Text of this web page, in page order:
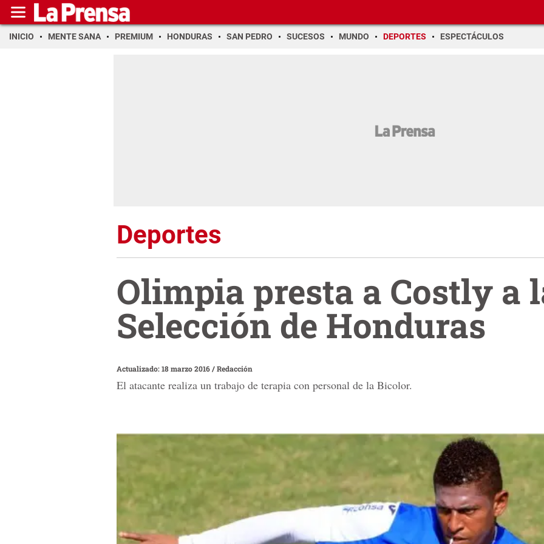
INICIO MENTE SANA PREMIUM HONDURAS SAN PEDRO SUCESOS MUNDO DEPORTES ESPECTÁCULOS
Deportes
Olimpia presta a Costly a
Selección de Honduras
Actualizado: 18 marzo 2016/Redacción
El atacante realiza un trabajo de terapia con personal de la Bicolor.